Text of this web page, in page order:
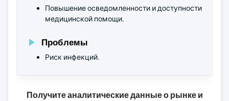
Повышение осведомленности и доступности
медицинской помощи.
Проблемы
Риск инфекций.
Получите аналитические данные о рынке и